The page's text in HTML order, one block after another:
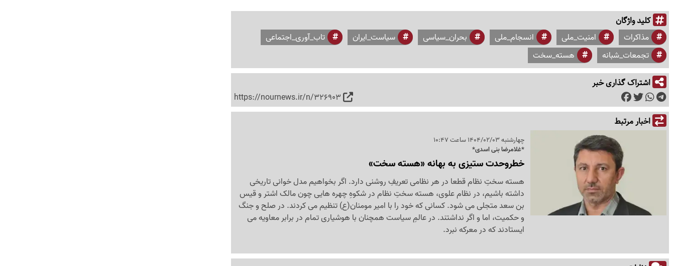
کلید واژگان
مذاکرات امنیت_ملی انسجام_ملی بحران_سیاسی سیاست_ایران
تاب_آوری_اجتماعی
تجمعات_شبانه
هسته_سخت
اشتراک گذاری خبر
https://nournews.ir/n/326903
اخبار مرتبط
چهارشنبه 1404/02/03 ساعت 10:47
*غلامرضا بنی اسدی*
خطروحدت ستیزی به بهانه «هسته سخت»
هسته سختِ نظام قطعا در هر نظامی تعریفِ روشنی دارد. اگر بخواهیم مدل خوانی تاریخی
داشته باشیم، در نظام علوی، هسته سختِ نظام در شکوهِ چهره هایی چون مالک اشتر و قیس
بن سعد متجلی می شود. کسانی که خود را با امیر مومنان(ع) تنظیم می کردند. در صلح و جنگ
و حکمیت، اما و اگر نداشتند. در عالمِ سیاست همچنان با هوشیاری تمام در برابر معاویه می
ایستادند که در معرکه نبرد.